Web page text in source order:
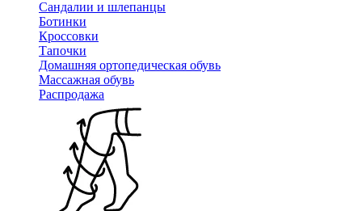
Сандалии и шлепанцы
Ботинки
Кроссовки
Тапочки
Домашняя ортопедическая обувь
Массажная обувь
Распродажа